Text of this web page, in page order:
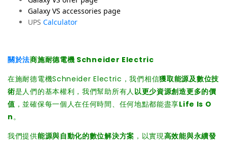
Galaxy VS accessories page
UPS Calculator
關於法商施耐德電機 Schneider Electric
在施耐德電機Schneider Electric，我們相信獲取能源及數位技
術是人們的基本權利，我們幫助所有人 以更少資源創造更多的價
值 ，並確保每一個人在任何時間、任何地點都能盡享Life Is O
n。
我們提供能源與自動化的數位解決方案 ，以實現高效能與永續發